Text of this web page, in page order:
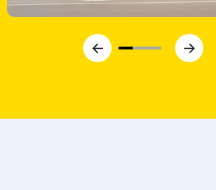
Vorige